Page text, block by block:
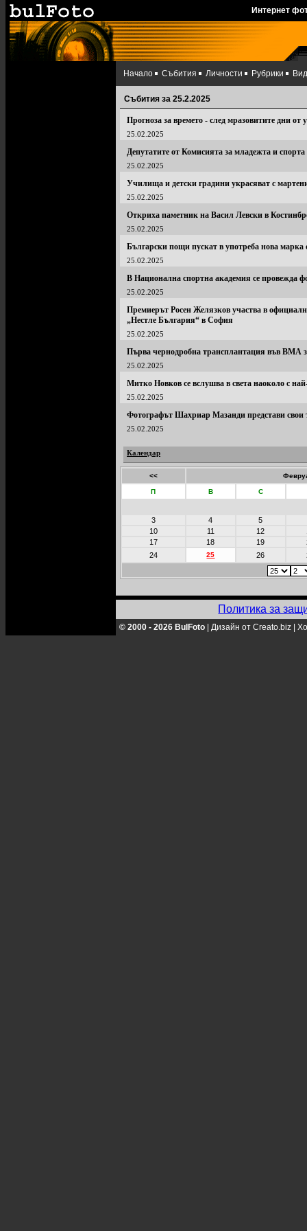
Интернет
Начало Събития Личности Рубрики
Събития за 25.2.2025
Прогноза за времето - след мразовитите дни от
25.02.2025
Депутатите от Комисията за младежта и
25.02.2025
Училища и детски градини украсяват с
25.02.2025
Откриха паметник на Васил Левски в
25.02.2025
Български пощи пускат в употреба нова
25.02.2025
В Национална спортна академия се провежда
25.02.2025
Премиерът Росен Желязков участва в
„Нестле България“ в София
25.02.2025
Първа чернодробна трансплантация във ВМА
25.02.2025
Митко Новков се вслушва в света наоколо с
25.02.2025
Фотографът Шахриар Мазанди представи свои
25.02.2025
Календар
<<
П В С
3 4
5
10
11 12
17
18 19
24
25 26
Политика за
© 2000 - 2026 BulFoto Дизайн от Creato.biz